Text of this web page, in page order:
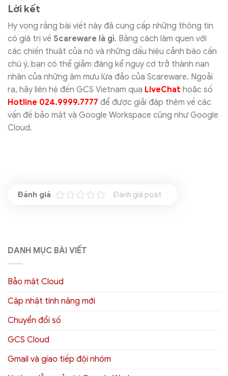
Lời kết
Hy vọng rằng bài viết này đã cung cấp những thông tin
có giá trị về Scareware là gì. Bằng cách làm quen với
các chiến thuật của nó và những dấu hiệu cảnh báo cần
chú ý, bạn có thể giảm đáng kể nguy cơ trở thành nạn
nhân của những âm mưu lừa đảo của Scareware. Ngoải
ra, hãy liên hệ đến GCS Vietnam qua LiveChat hoặc số
Hotline 024.9999.7777 để được giải đáp thêm về các
vấn đề bảo mật và Google Workspace cũng như Google
Cloud.
Đánh giá post
DANH MỤC BÀI VIẾT
Bảo mật Cloud
Cập nhật tính năng mới
Chuyển đổi số
GCS Cloud
Gmail và giao tiếp đội nhóm